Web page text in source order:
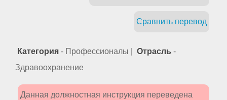
Сравнить перевод
Категория - Профессионалы | Отрасль -
Здравоохранение
Данная должностная инструкция переведена